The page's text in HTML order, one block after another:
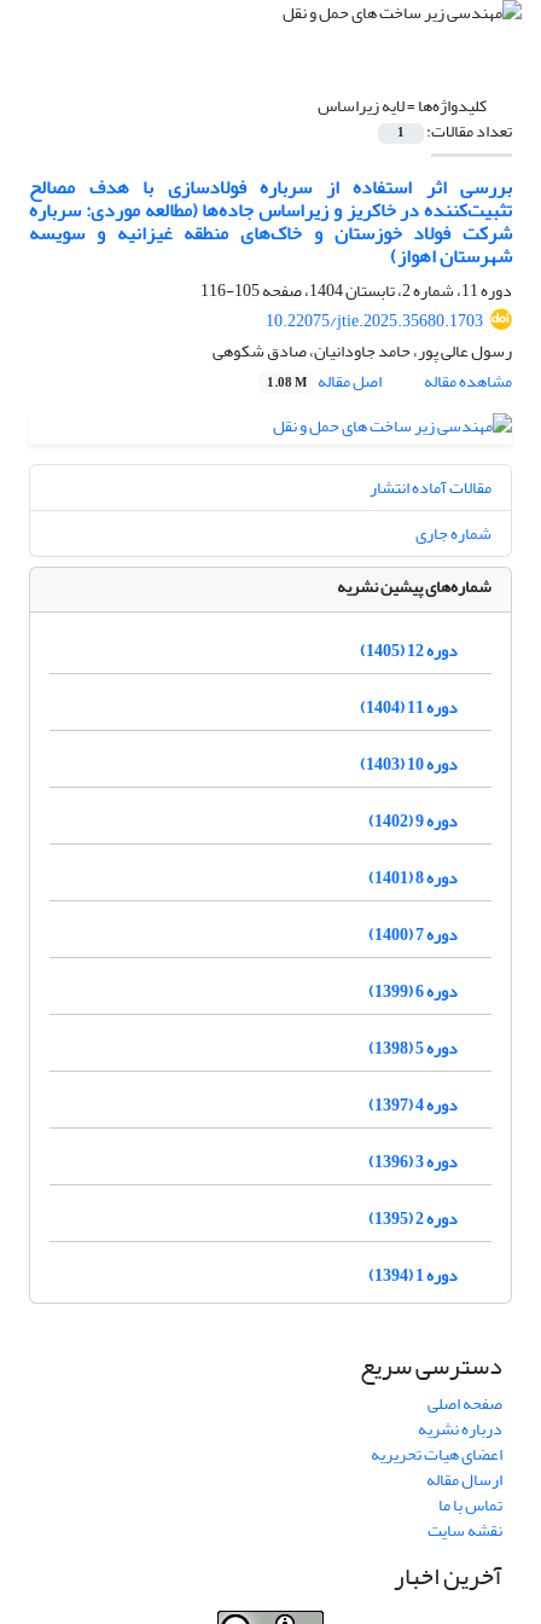
کلیدواژه‌ها =لایه زیراساس
تعداد مقالات: 1
بررسی اثر استفاده از سرباره فولادسازی با هدف مصالح
تثبیت‌کننده در خاکریز و زیراساس جاده‌ها (مطالعه موردی: سرباره
شرکت فولاد خوزستان و خاک‌های منطقه غیزانیه و سویسه
شهرستان اهواز)
دوره 11، شماره 2، تابستان 1404، صفحه
105-116
10.22075/jtie.2025.35680.1703
رسول عالی پور، حامد جاودانیان، صادق شکوهی
مشاهده مقاله
اصل مقاله 1.08 M
مقالات آماده انتشار
شماره جاری
شماره‌های پیشین نشریه
دوره 12 (1405)
دوره 11 (1404)
دوره 10 (1403)
دوره 9 (1402)
دوره 8 (1401)
دوره 7 (1400)
دوره 6 (1399)
دوره 5 (1398)
دوره 4 (1397)
دوره 3 (1396)
دوره 2 (1395)
دوره 1 (1394)
دسترسی سریع
صفحه اصلی
درباره نشریه
اعضای هیات تحریریه
ارسال مقاله
تماس با ما
نقشه سایت
آخرین اخبار